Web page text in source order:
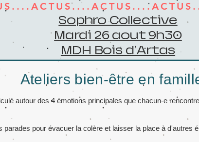
Sophro Collective
Mardi 26 aout 9h30
MDH Bois d'Artas
Ateliers bien-être en
autour des 4 émotions principales que chacun-e
parades pour évacuer la colère et laisser la place à d'autres